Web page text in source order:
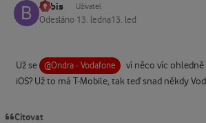
bobis Uživatel
Odesláno 13. ledna13. led
Už se @Ondra - Vodafone
ví něco víc ohledně
iOS? Už to má T-Mobile, tak teď snad někdy
Citovat